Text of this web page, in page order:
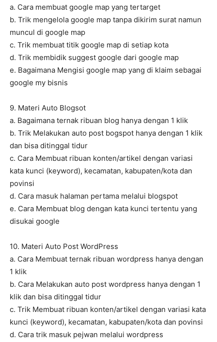
a. Cara membuat google map yang tertarget
b. Trik mengelola google map tanpa dikirim surat namun
muncul di google map
c. Trik membuat titik google map di setiap kota
d. Trik membidik suggest google dari google map
e. Bagaimana Mengisi google map yang di klaim sebagai
google my bisnis
9. Materi Auto Blogsot
a. Bagaimana ternak ribuan blog hanya dengan 1 klik
b. Trik Melakukan auto post bogspot hanya dengan 1 klik
dan bisa ditinggal tidur
c. Cara Membuat ribuan konten/artikel dengan variasi
kata kunci (keyword), kecamatan, kabupaten/kota dan
povinsi
d. Cara masuk halaman pertama melalui blogspot
e. Cara Membuat blog dengan kata kunci tertentu yang
disukai google
10. Materi Auto Post WordPress
a. Cara Membuat ternak ribuan wordpress hanya dengan
1 klik
b. Cara Melakukan auto post wordpress hanya dengan 1
klik dan bisa ditinggal tidur
c. Trik Membuat ribuan konten/artikel dengan variasi kata
kunci (keyword), kecamatan, kabupaten/kota dan povinsi
d. Cara trik masuk pejwan melalui wordpress